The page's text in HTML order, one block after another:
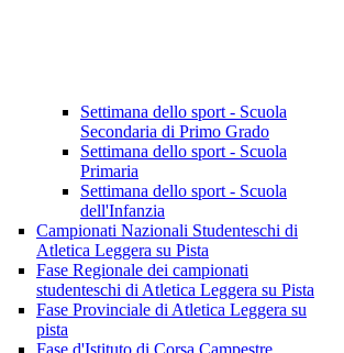
Settimana dello sport - Scuola
Secondaria di Primo Grado
Settimana dello sport - Scuola
Primaria
Settimana dello sport - Scuola
dell'Infanzia
Campionati Nazionali Studenteschi di
Atletica Leggera su Pista
Fase Regionale dei campionati
studenteschi di Atletica Leggera su Pista
Fase Provinciale di Atletica Leggera su
pista